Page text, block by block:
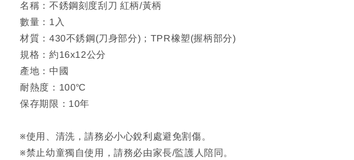
名稱：不銹鋼刻度刮刀 紅柄/黃柄
數量：1入
材質：430不銹鋼(刀身部分)；TPR橡塑(握柄部分)
規格：約16x12公分
產地：中國
耐熱度：100℃
保存期限：10年
※使用、清洗，請務必小心銳利處避免割傷。
※禁止幼童獨自使用，請務必由家長/監護人陪同。